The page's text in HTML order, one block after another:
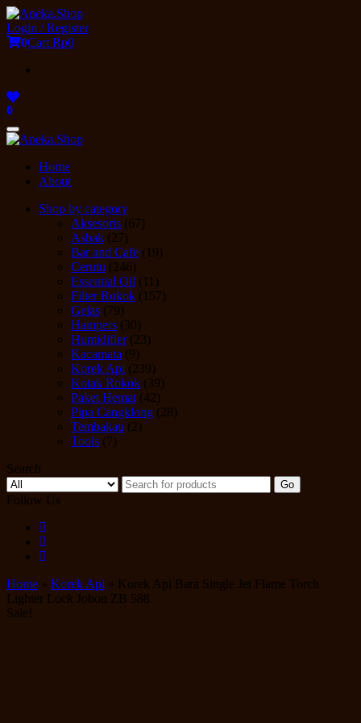
Skip
to
the
Login / Register
0Cart Rp0
0
Toggle
navigation
Home
About
Shop by category
Aksesoris (67)
Asbak (27)
Bar and Cafe (19)
Cerutu (246)
Essential Oil (11)
Filter Rokok (157)
Gelas (79)
Hampers (30)
Humidifier(23)
Kacamata (9)
Korek Api (239)
Kotak Rokok (39)
Paket Hemat (42)
Pipa Cangklong (28)
Tembakau (2)
Tools (7)
Search
Go
Follow Us
Home » Korek Api » Korek Api Bara Single Jet Flame Torch
Lighter Lock Jobon ZB 588
Sale!